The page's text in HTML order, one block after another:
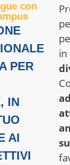
con
PER
IN
AI
in